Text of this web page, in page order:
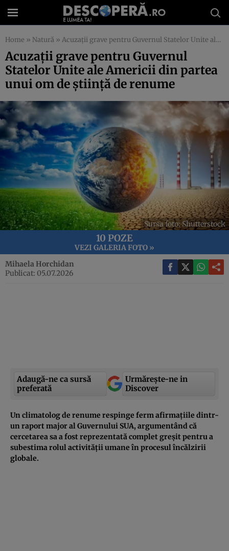
Home » Natură » Acuzații grave pentru Guvernul Statelor Unite ale Americii din partea unui om de știință de renume
Acuzații grave pentru Guvernul
Statelor Unite ale Americii din partea
unui om de știință de renume
Sursa foto: Shutterstock
10 POZE
VEZI GALERIA FOTO »
Mihaela Horchidan
Publicat: 05.07.2026
Adaugă-ne ca sursă
preferată
Urmărește-ne in
Discover
Un climatolog de renume respinge ferm afirmațiile dintr-
un raport major al Guvernului SUA, argumentând că
cercetarea sa a fost reprezentată complet greșit pentru a
subestima rolul activității umane în procesul încălzirii
globale.